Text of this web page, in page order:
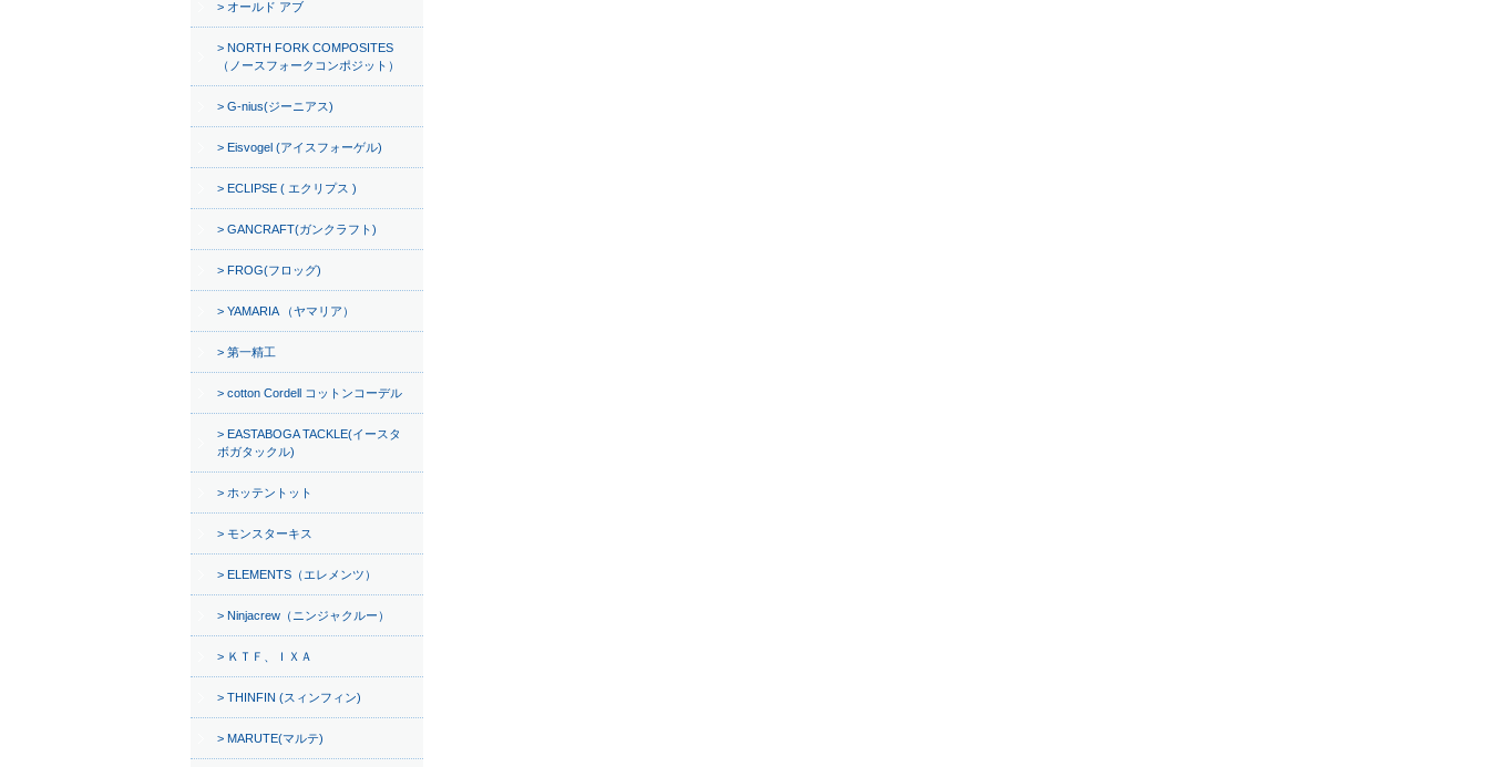
オールド アブ
NORTH FORK COMPOSITES
（ノースフォークコンポジット）
G-nius(ジーニアス)
Eisvogel (アイスフォーゲル)
ECLIPSE ( エクリプス )
GANCRAFT(ガンクラフト)
FROG(フロッグ)
YAMARIA （ヤマリア）
第一精工
cotton Cordell コットンコーデル
EASTABOGA TACKLE(イースタ
ボガタックル)
ホッテントット
モンスターキス
ELEMENTS（エレメンツ）
Ninjacrew（ニンジャクルー）
ＫＴＦ、ＩＸＡ
THINFIN (スィンフィン)
MARUTE(マルテ)